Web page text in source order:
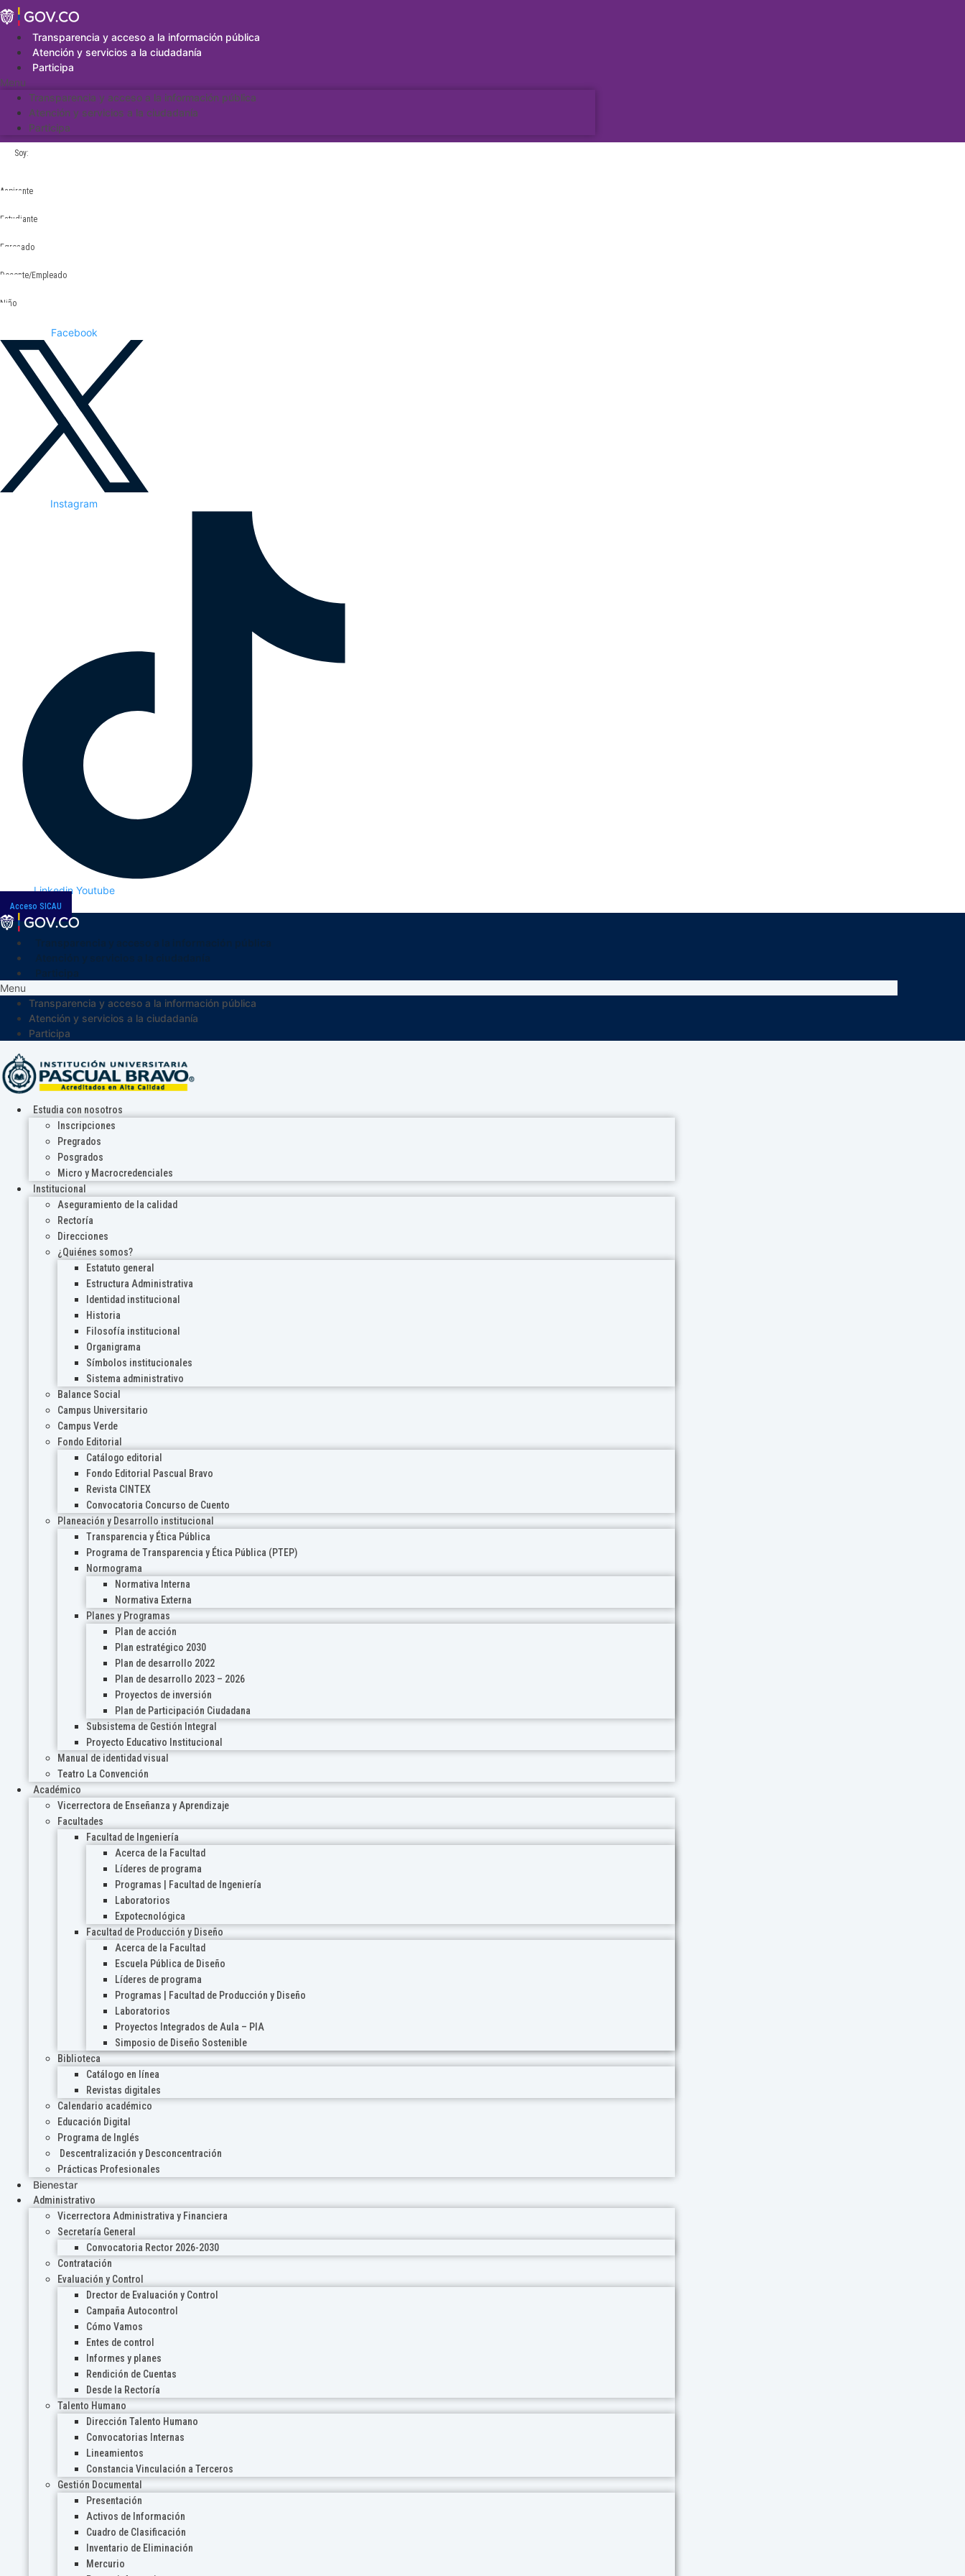
Saltar
al
contenidoTransparencia y acceso a la información pública
Atención y servicios a la ciudadanía
Participa
Menu
Transparencia y acceso a la información pública
Atención y servicios a la ciudadanía
Participa
Soy:
Aspirante
Estudiante
Egresado
Docente/Empleado
Niño
Facebook
Instagram
Linkedin Youtube
Acceso SICAU
Menu
Transparencia y acceso a la información pública
Atención y servicios a la ciudadanía
Participa
Estudia con nosotros
Inscripciones
Pregrados
Posgrados
Micro y Macrocredenciales
Institucional
Aseguramiento de la calidad
Rectoría
Direcciones
¿Quiénes somos?
Estatuto general
Estructura Administrativa
Identidad institucional
Historia
Filosofía institucional
Organigrama
Símbolos institucionales
Sistema administrativo
Balance Social
Campus Universitario
Campus Verde
Fondo Editorial
Catálogo editorial
Fondo Editorial Pascual Bravo
Revista CINTEX
Convocatoria Concurso de Cuento
Planeación y Desarrollo institucional
Transparencia y Ética Pública
Programa de Transparencia y Ética Pública (PTEP)
Normograma
Normativa Interna
Normativa Externa
Planes y Programas
Plan de acción
Plan estratégico 2030
Plan de desarrollo 2022
Plan de desarrollo 2023 – 2026
Proyectos de inversión
Plan de Participación Ciudadana
Subsistema de Gestión Integral
Proyecto Educativo Institucional
Manual de identidad visual
Teatro La Convención
Académico
Vicerrectora de Enseñanza y Aprendizaje
Facultades
Facultad de Ingeniería
Acerca de la Facultad
Líderes de programa
Programas | Facultad de Ingeniería
Laboratorios
Expotecnológica
Facultad de Producción y Diseño
Acerca de la Facultad
Escuela Pública de Diseño
Líderes de programa
Programas | Facultad de Producción y Diseño
Laboratorios
Proyectos Integrados de Aula – PIA
Simposio de Diseño Sostenible
Biblioteca
Catálogo en línea
Revistas digitales
Calendario académico
Educación Digital
Programa de Inglés
Descentralización y Desconcentración
Prácticas Profesionales
Bienestar
Administrativo
Vicerrectora Administrativa y Financiera
Secretaría General
Convocatoria Rector 2026-2030
Contratación
Evaluación y Control
Drector de Evaluación y Control
Campaña Autocontrol
Cómo Vamos
Entes de control
Informes y planes
Rendición de Cuentas
Desde la Rectoría
Talento Humano
Dirección Talento Humano
Convocatorias Internas
Lineamientos
Constancia Vinculación a Terceros
Gestión Documental
Presentación
Activos de Información
Cuadro de Clasificación
Inventario de Eliminación
Mercurio